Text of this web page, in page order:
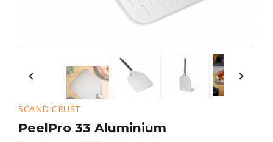
SCANDICRUST
PeelPro 33 Aluminium